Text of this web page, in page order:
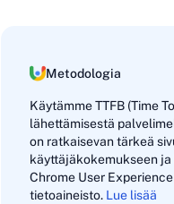
Metodologia
Käytämme TTFB (Time
lähettämisestä
on ratkaisevan tärkeä
käyttäjäkokemukseen ja
Chrome User
tietoaineisto. Lue lisää